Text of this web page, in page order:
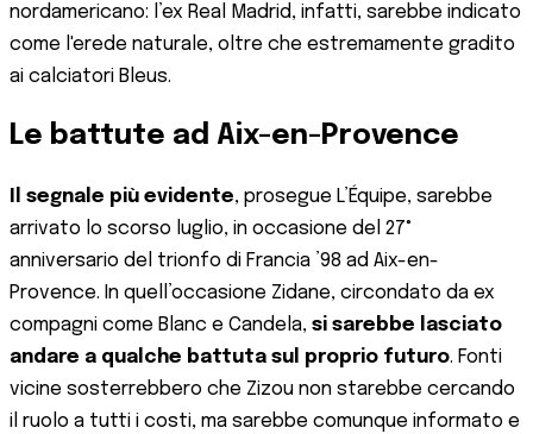
nordamericano: l’ex Real Madrid, infatti, sarebbe indicato
come l'erede naturale, oltre che estremamente gradito
ai calciatori Bleus.
Le battute ad Aix-en-Provence
Il segnale più evidente, prosegue L’Équipe, sarebbe
arrivato lo scorso luglio, in occasione del 27°
anniversario del trionfo di Francia ’98 ad Aix-en-
Provence. In quell’occasione Zidane, circondato da ex
compagni come Blanc e Candela, si sarebbe lasciato
andare a qualche battuta sul proprio futuro. Fonti
vicine sosterrebbero che Zizou non starebbe cercando
il ruolo a tutti i costi, ma sarebbe comunque informato e